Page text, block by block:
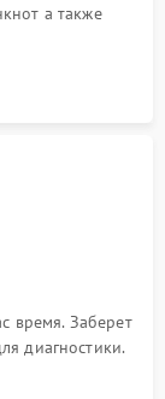
а также
время. Заберет
диагностики.